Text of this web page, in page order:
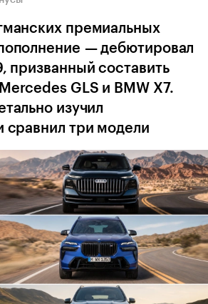
премиальных
— дебютировал
призванный составить
GLS и BMW X7.
изучил
сравнил три модели